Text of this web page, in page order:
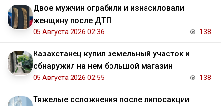
Двое мужчин ограбили и изнасиловали
женщину после ДТП
05 Августа 2026 02:36 138
Казахстанец купил земельный участок и
обнаружил на нем большой магазин
05 Августа 2026 02:55 138
Тяжелые осложнения после липосакции